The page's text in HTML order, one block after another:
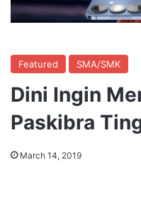
Featured SMA/SMK
Dini Ingin
Paskibra
March 14, 2019